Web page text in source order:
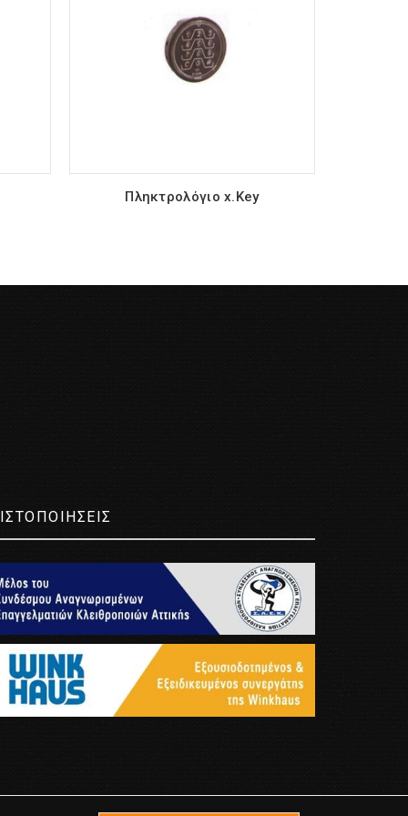
Πληκτρολόγιο x.Key